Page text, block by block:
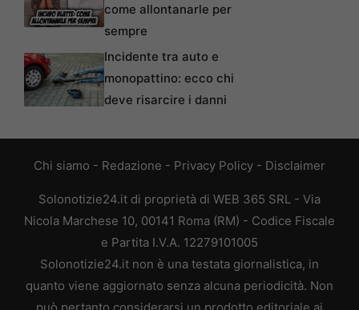
come allontanarle per
sempre
Incidente tra auto e
monopattino: ecco chi
deve risarcire i danni
Chi siamo - Redazione - Privacy Policy - Disclaimer
Solonotizie24.it di proprietà di WEB 365 SRL - Via
Nicola Marchese 10, 00141 Roma (RM) - Codice Fiscale
e Partita I.V.A. 12279101005
Solonotizie24.it non è una testata giornalistica, in
quanto viene aggiornato senza alcuna periodicità. Non